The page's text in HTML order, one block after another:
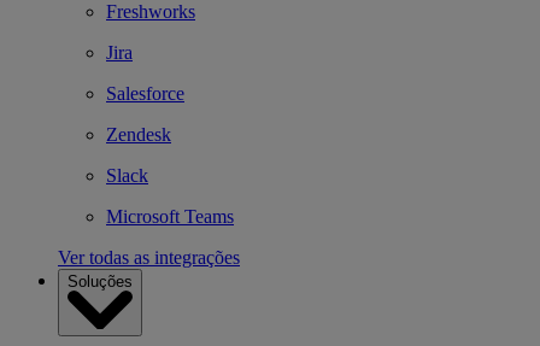
Freshworks
Jira
Salesforce
Zendesk
Slack
Microsoft Teams
Ver todas as integrações
Soluções